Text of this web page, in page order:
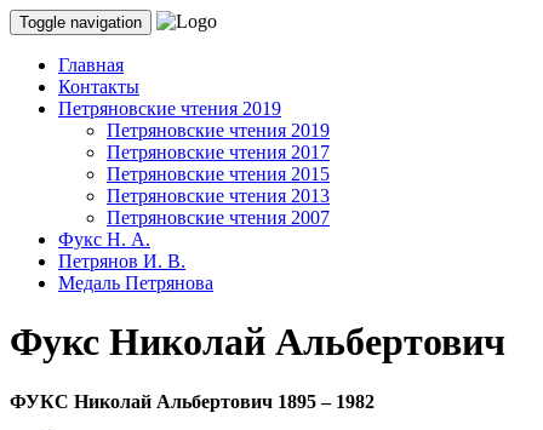
Toggle navigation
Главная
Контакты
Петряновские чтения 2019
Петряновские чтения 2019
Петряновские чтения 2017
Петряновские чтения 2015
Петряновские чтения 2013
Петряновские чтения 2007
Фукс Н. А.
Петрянов И. В.
Медаль Петрянова
Фукс Николай Альбертович
ФУКС Николай Альбертович 1895 – 1982